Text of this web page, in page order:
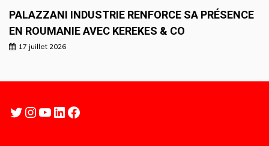
PALAZZANI INDUSTRIE RENFORCE SA PRÉSENCE
EN ROUMANIE AVEC KEREKES & CO
17 juillet 2026
Twitter
Instagram
YouTube
LinkedIn
Facebook